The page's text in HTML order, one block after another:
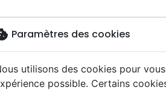
Nouveautés
Paramètres des cookies
utilisons des cookies pour
possible. Certains